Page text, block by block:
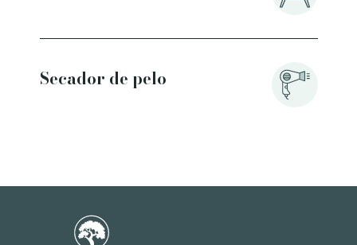
Secador de pelo
Iguazú Jungle Lodge